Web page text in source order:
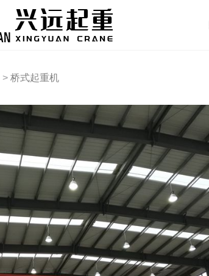
> 桥式起重机